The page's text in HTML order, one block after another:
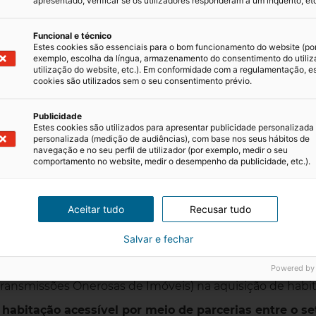
através da mobilização imediata do património público
na construção de habitação públicafinanciado a
inquilinos, que limite o aumento das rendas e o
não habituais, os benefícios fiscais aos fundos
condições de spread, comissões e outros
Onerosas de Imóveis) na aquisição de
acessível por meio de parcerias entre o
Funcional e técnico
Estes cookies são essenciais para o bom funcionamento do website
exemplo, escolha da língua, armazenamento do consentimento do
utilização do website, etc.). Em conformidade com a regulamentação,
cookies são utilizados sem o seu consentimento prévio.
Publicidade
Estes cookies são utilizados para apresentar publicidade personalizada
personalizada (medição de audiências), com base nos seus hábitos de
navegação e no seu perfil de utilizador (por exemplo, medir o seu
comportamento no website, medir o desempenho da publicidade, etc.).
Aceitar tudo Recusar tudo
Salvar e fechar
Powered by